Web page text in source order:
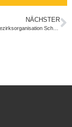
NÄCHSTER
OÖ. KOBV – Bezirksorganisation Schärding